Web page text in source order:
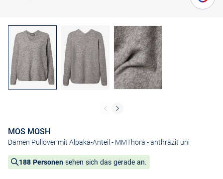
MOS MOSH
Damen Pullover mit Alpaka-Anteil - MMThora - anthrazit uni
188 Personen sehen sich das gerade an.